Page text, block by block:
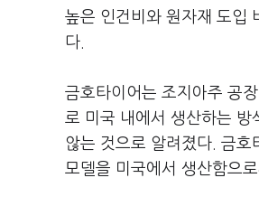
높은 인건비와 원자재 도입
다.
금호타이어는 조지아주 공
로 미국 내에서 생산하는 방
않는 것으로 알려졌다. 금
모델을 미국에서 생산함으